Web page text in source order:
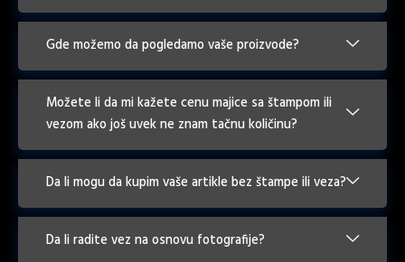
Gde možemo da pogledamo vaše proizvode?
Možete li da mi kažete cenu majice sa štampom ili
vezom ako još uvek ne znam tačnu količinu?
Da li mogu da kupim vaše artikle bez štampe ili veza?
Da li radite vez na osnovu fotografije?